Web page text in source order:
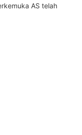
AS telah